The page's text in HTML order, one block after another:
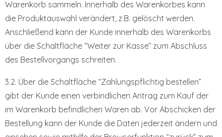
Warenkorb sammeln. Innerhalb des Warenkorbes kann
die Produktauswahl verändert, z.B. gelöscht werden.
Anschließend kann der Kunde innerhalb des Warenkorbs
über die Schaltfläche “Weiter zur Kasse” zum Abschluss
des Bestellvorgangs schreiten.
3.2. Über die Schaltfläche “Zahlungspflichtig bestellen”
gibt der Kunde einen verbindlichen Antrag zum Kauf der
im Warenkorb befindlichen Waren ab. Vor Abschicken der
Bestellung kann der Kunde die Daten jederzeit ändern und